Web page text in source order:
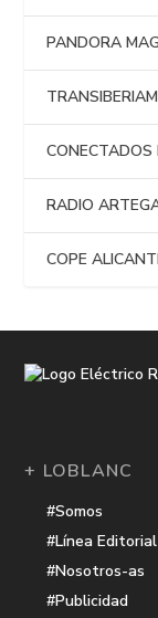
PANDORA
RADIO
COPE
+ LOBLANC
#Somos
#Línea Editorial
#Nosotros-as
#Publicidad